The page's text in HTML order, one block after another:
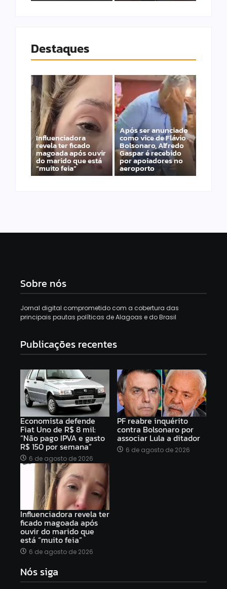
Destaques
Influenciadora
revela ter ficado
magoada após ouvir
do marido que está
“muito feia”
Após ser anunciado
como vice de Flávio
Bolsonaro, Alfredo
Gaspar é recebido
por apoiadores no
aeroporto
Sobre nós
Jornal digital comprometido com a cobertura das
principais pautas políticas de Alagoas e do Brasil
Publicações recentes
Economista defende
Fiat Uno de R$ 8 mil:
“Não pago IPVA e gasto
R$ 150 por semana”
6 de agosto de 2026
PF reabre inquérito
contra Bolsonaro por
associar Lula a ditador
6 de agosto de 2026
Influenciadora revela ter
ficado magoada após
ouvir do marido que
está “muito feia”
6 de agosto de 2026
Nós siga